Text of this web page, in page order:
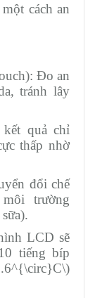
cách an
Đo an
tránh lây
quả chỉ
thấp nhờ
đổi chế
trường
LCD sẽ
tiếng bíp